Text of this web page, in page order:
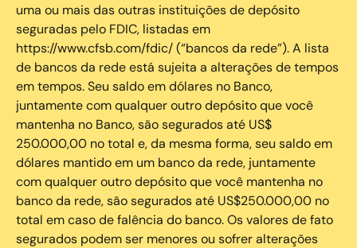
uma ou mais das outras instituições de depósito
seguradas pelo FDIC, listadas em
https://www.cfsb.com/fdic/ (“bancos da rede”). A lista
de bancos da rede está sujeita a alterações de tempos
em tempos. Seu saldo em dólares no Banco,
juntamente com qualquer outro depósito que você
mantenha no Banco, são segurados até US$
250.000,00 no total e, da mesma forma, seu saldo em
dólares mantido em um banco da rede, juntamente
com qualquer outro depósito que você mantenha no
banco da rede, são segurados até US$250.000,00 no
total em caso de falência do banco. Os valores de fato
segurados podem ser menores ou sofrer alterações